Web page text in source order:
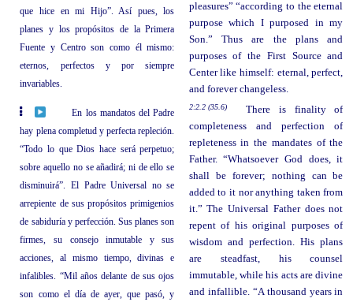
que hice en mi Hijo”. Así pues, los
planes y los propósitos de la Primera
Fuente y Centro son como él mismo:
eternos, perfectos y por siempre
invariables.
pleasures” “according to the eternal
purpose which I purposed in my
Son.” Thus are the plans and
purposes of the First Source and
Center like himself: eternal, perfect,
and forever changeless.
En los mandatos del Padre
hay plena completud y perfecta repleción.
“Todo lo que Dios hace será perpetuo;
sobre aquello no se añadirá; ni de ello se
disminuirá”. El Padre Universal no se
arrepiente de sus propósitos primigenios
de sabiduría y perfección. Sus planes son
firmes, su consejo inmutable y sus
acciones, al mismo tiempo, divinas e
infalibles. “Mil años delante de sus ojos
son como el día de ayer, que pasó, y
2:2.2 (35.6)
There is finality of
completeness and perfection of
repleteness in the mandates of the
Father. “Whatsoever God does, it
shall be forever; nothing can be
added to it nor anything taken from
it.” The Universal Father does not
repent of his original purposes of
wisdom and perfection. His plans
are steadfast, his counsel
immutable, while his acts are divine
and infallible. “A thousand years in